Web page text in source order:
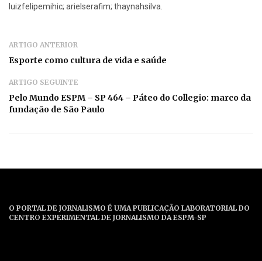
luizfelipemihic; arielserafim; thaynahsilva.
ARTIGO ANTERIOR
Esporte como cultura de vida e saúde
ARTIGO SEGUINTE
Pelo Mundo ESPM – SP 464 – Páteo do Collegio: marco da
fundação de São Paulo
O PORTAL DE JORNALISMO É UMA PUBLICAÇÃO LABORATORIAL DO
CENTRO EXPERIMENTAL DE JORNALISMO DA ESPM-SP